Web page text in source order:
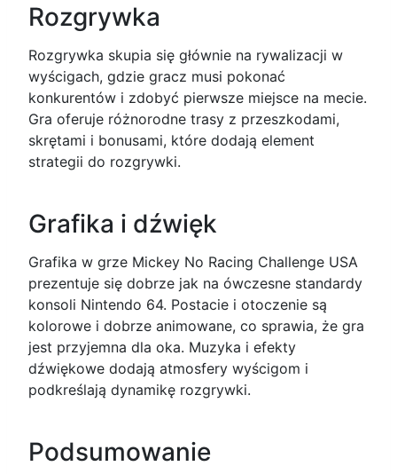
Rozgrywka
Rozgrywka skupia się głównie na rywalizacji w
wyścigach, gdzie gracz musi pokonać
konkurentów i zdobyć pierwsze miejsce na mecie.
Gra oferuje różnorodne trasy z przeszkodami,
skrętami i bonusami, które dodają element
strategii do rozgrywki.
Grafika i dźwięk
Grafika w grze Mickey No Racing Challenge USA
prezentuje się dobrze jak na ówczesne standardy
konsoli Nintendo 64. Postacie i otoczenie są
kolorowe i dobrze animowane, co sprawia, że gra
jest przyjemna dla oka. Muzyka i efekty
dźwiękowe dodają atmosfery wyścigom i
podkreślają dynamikę rozgrywki.
Podsumowanie